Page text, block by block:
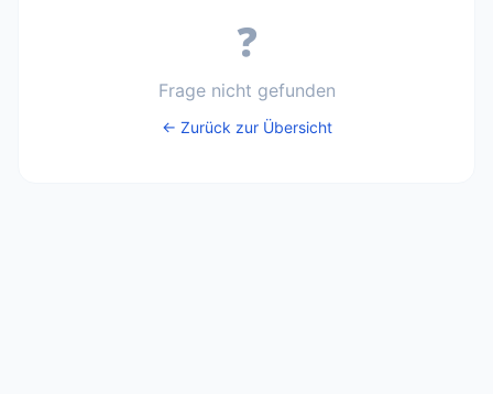
❓
Frage nicht gefunden
← Zurück zur Übersicht